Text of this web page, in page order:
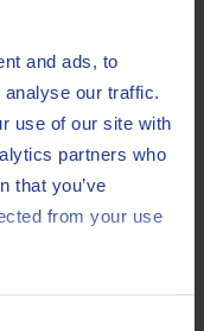
and ads, to
our traffic.
use of our site with
partners who
that you’ve
from your use